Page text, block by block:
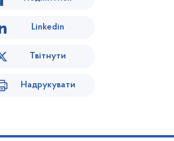
Linkedin
Твітнути
Надрукувати